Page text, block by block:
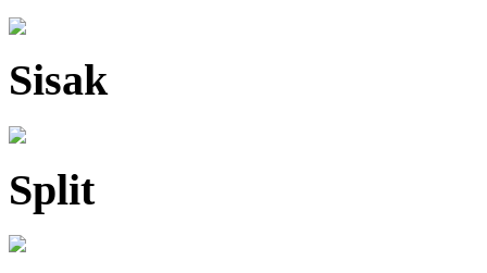
Sisak
Split